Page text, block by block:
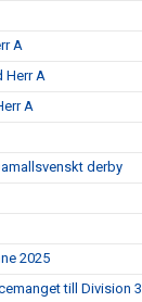
A
Herr A
A
derby
2025
till Division 3